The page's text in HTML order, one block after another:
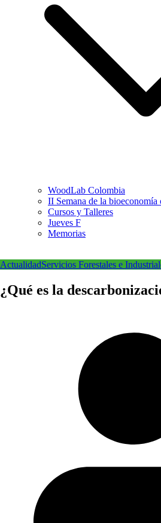
WoodLab Colombia
II Semana de la bioeconomía
Cursos y Talleres
Jueves F
Memorias
ActualidadServicios Forestales e
¿Qué es la